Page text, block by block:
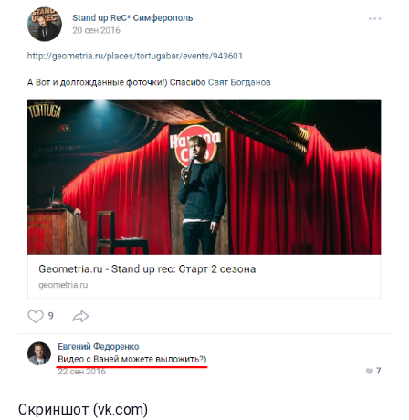
Скриншот (vk.com)